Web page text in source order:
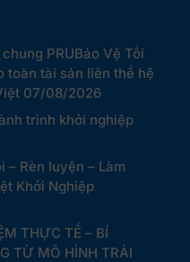
PRUBảo Vệ Tối
toàn tài sản liên thế hệ
07/08/2026
trình khởi nghiệp
– Rèn luyện – Làm
Khởi Nghiệp
THỰC TẾ – BÍ
TỪ MÔ HÌNH TRẢI